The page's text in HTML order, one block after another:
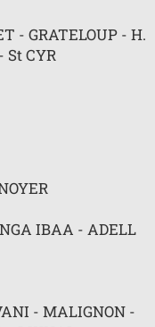
- GRATELOUP - H.
St CYR
IBAA - ADELL
- MALIGNON -